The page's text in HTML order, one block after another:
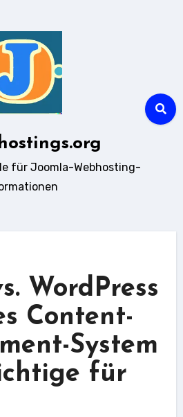
für Joomla-Webhosting-
WordPress
Content-
System
für